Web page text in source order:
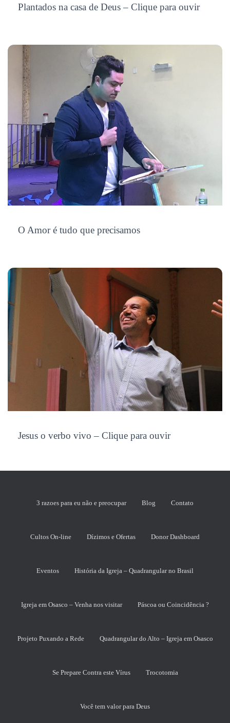
Plantados na casa de Deus – Clique para ouvir
O Amor é tudo que precisamos
Jesus o verbo vivo – Clique para ouvir
3 razoes para eu não e preocupar Blog Contato
Cultos On-line Dízimos e Ofertas Donor Dashboard
Eventos História da Igreja – Quadrangular no Brasil
Igreja em Osasco – Venha nos visitar Páscoa ou Coincidência ?
Projeto Puxando a Rede Quadrangular do Alto – Igreja em Osasco
Se Prepare Contra este Vírus Trocotomia
Você tem valor para Deus